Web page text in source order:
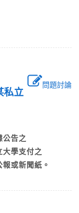
問題討論
私立
公告之
大學支付之
或新聞紙。